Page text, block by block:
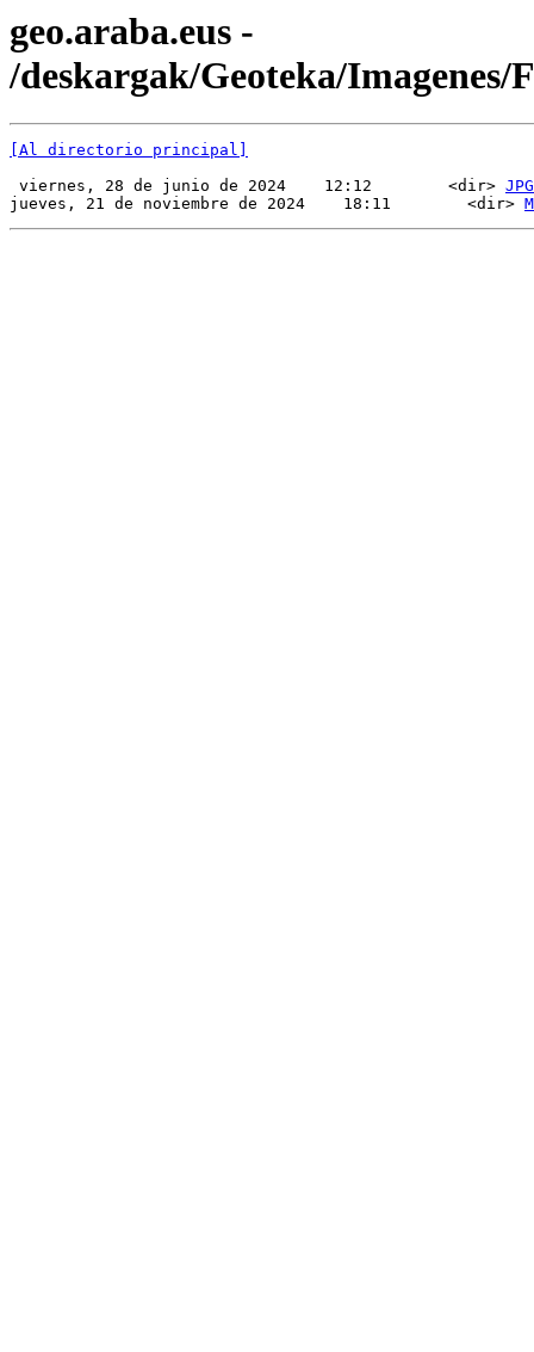
geo.araba.eus -
/deskargak/Geoteka/Imagenes/
[Al directorio principal]
viernes, 28 de junio de 2024    12:12        <dir> JPG
jueves, 21 de noviembre de 2024    18:11        <dir>